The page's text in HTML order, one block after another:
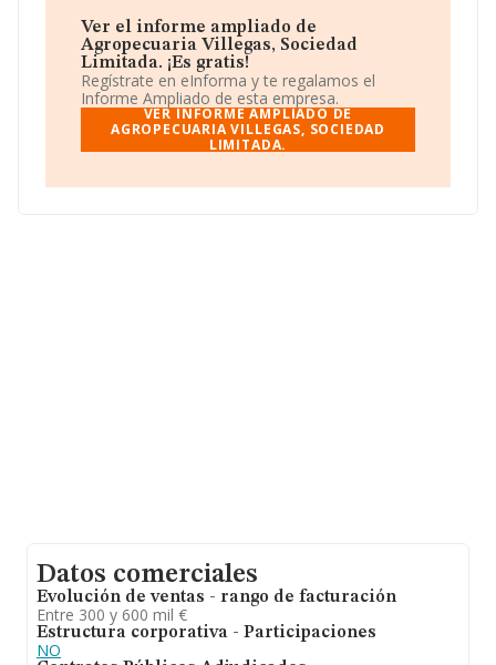
actividad CNAE es '%cnae%' con código 6811. La
compañía no tiene actividad en mercados exteriores.
Teniendo en cuenta la información a disposición de
INFORMA, ha contado con un número de empleados
inferior a la media de sector.
Para más información es posible contactar a través del
Ver el informe ampliado de
Agropecuaria Villegas, Sociedad
Limitada. ¡Es gratis!
Regístrate en eInforma y te regalamos el
Informe Ampliado de esta empresa.
VER INFORME AMPLIADO DE
AGROPECUARIA VILLEGAS, SOCIEDAD
LIMITADA.
Datos comerciales
Evolución de ventas - rango de facturación
Entre 300 y 600 mil €
Estructura corporativa - Participaciones
NO